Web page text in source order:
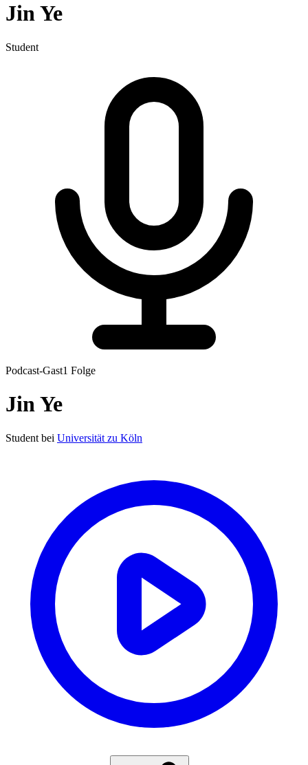
JinYe
Student
Podcast-Gast1 Folge
JinYe
Student bei Universität zu Köln